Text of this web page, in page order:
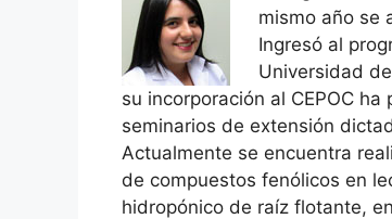
mismo año se
Ingresó al
Universidad
su incorporación al CEPOC
seminarios de extensión
Actualmente se encuentra
de compuestos fenólicos en
hidropónico de raíz flotante,